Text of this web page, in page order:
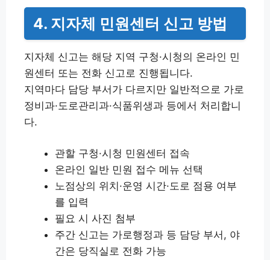
4. 지자체 민원센터 신고 방법
지자체 신고는 해당 지역 구청·시청의 온라인 민
원센터 또는 전화 신고로 진행됩니다.
지역마다 담당 부서가 다르지만 일반적으로 가로
정비과·도로관리과·식품위생과 등에서 처리합니
다.
관할 구청·시청 민원센터 접속
온라인 일반 민원 접수 메뉴 선택
노점상의 위치·운영 시간·도로 점용 여부
를 입력
필요 시 사진 첨부
주간 신고는 가로행정과 등 담당 부서, 야
간은 당직실로 전화 가능